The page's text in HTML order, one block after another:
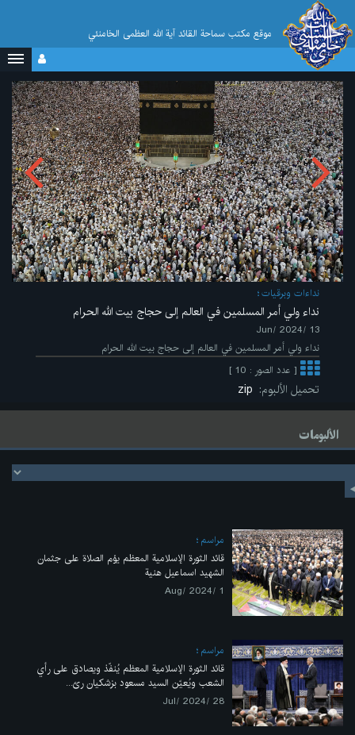
موقع مکتب سماحة القائد آية الله العظمى الخامنئي
نداءات وبرقيات
نداء ولي أمر المسلمين في العالم إلى حجاج بيت الله الحرام
13 /Jun/ 2024
نداء ولي أمر المسلمين في العالم إلى حجاج بيت الله الحرام
[ عدد الصور : 10 ]
تحميل الألبوم:
الألبومات
مراسم
قائد الثورة الإسلامية المعظم يؤم الصلاة على جثمان
الشهيد اسماعيل هنية
1 /Aug/ 2024
مراسم
قائد الثورة الإسلامية المعظم يُنفّذ ويصادق على رأي
الشعب ويُعيّن السيد مسعود بزشكيان رئ...
28 /Jul/ 2024